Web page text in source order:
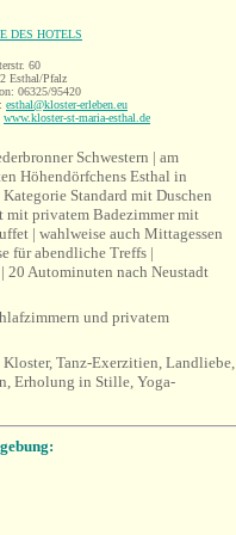
DES HOTELS
60
Esthal/Pfalz
06325/95420
esthal@kloster-erleben.eu
www.kloster-st-maria-esthal.de
Schwestern | am
Höhendörfchens Esthal in
Standard mit Duschen
mit privatem Badezimmer mit
| wahlweise auch Mittagessen
für abendliche Treffs |
20 Autominuten nach Neustadt
und privatem
Tanz-Exerzitien, Landliebe,
Erholung in Stille, Yoga-